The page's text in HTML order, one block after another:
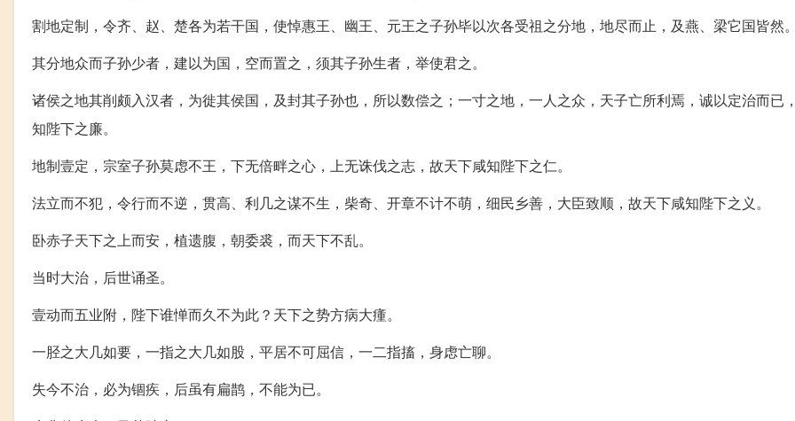
割地定制，令齐、赵、楚各为若干国，使悼惠王、幽王、元王之子孙毕以次各受祖之分地，地尽而止，及燕、梁它国皆然。
其分地众而子孙少者，建以为国，空而置之，须其子孙生者，举使君之。
诸侯之地其削颇入汉者，为徙其侯国，及封其子孙也，所以数偿之；一寸之地，一人之众，天子亡所利焉，诚以定治而已
知陛下之廉。
地制壹定，宗室子孙莫虑不王，下无倍畔之心，上无诛伐之志，故天下咸知陛下之仁。
法立而不犯，令行而不逆，贯高、利几之谋不生，柴奇、开章不计不萌，细民乡善，大臣致顺，故天下咸知陛下之义。
卧赤子天下之上而安，植遗腹，朝委裘，而天下不乱。
当时大治，后世诵圣。
壹动而五业附，陛下谁惮而久不为此？天下之势方病大瘇。
一胫之大几如要，一指之大几如股，平居不可屈信，一二指搐，身虑亡聊。
失今不治，必为锢疾，后虽有扁鹊，不能为已。